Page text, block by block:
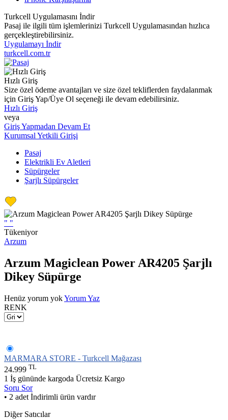
Turkcell Uygulamasını İndir
Pasaj ile ilgili tüm işlemlerinizi Turkcell Uygulamasından hızlıca
gerçekleştirebilirsiniz.
Uygulamayı İndir
turkcell.com.tr
Hızlı Giriş
Size özel ödeme avantajları ve size özel tekliflerden faydalanmak
için Giriş Yap/Üye Ol seçeneği ile devam edebilirsiniz.
Hızlı Giriş
veya
Giriş Yapmadan Devam Et
Kurumsal Yetkili Girişi
Pasaj
Elektrikli Ev Aletleri
Süpürgeler
Şarjlı Süpürgeler
" "
Tükeniyor
Arzum
Arzum Magiclean Power AR4205 Şarjlı
Dikey Süpürge
Henüz yorum yokYorum Yaz
RENK
MARMARA STORE - Turkcell Mağazası
24.999 TL
1 İş gününde kargoda Ücretsiz Kargo
Soru Sor
• 2 adet İndirimli ürün vardır
Diğer Satıcılar